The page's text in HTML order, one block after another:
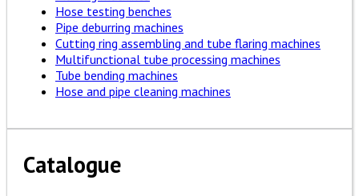
Hose testing benches
Pipe deburring machines
Cutting ring assembling and tube flaring machines
Multifunctional tube processing machines
Tube bending machines
Hose and pipe cleaning machines
Catalogue